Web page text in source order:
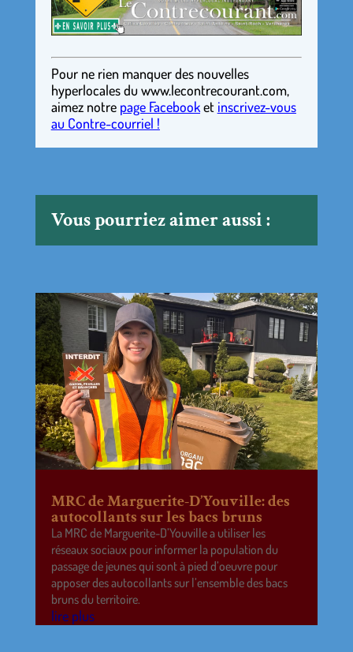
Pour ne rien manquer des nouvelles
hyperlocalesdu www.lecontrecourant.com,
aimez notre page Facebooket inscrivez-vous
au Contre-courriel !
Vous pourriez aimer aussi :
MRC de Marguerite-D’Youville: des
autocollants sur les bacs bruns
La MRC de Marguerite-D’Youville a utiliser les
réseaux sociaux pour informer la population du
passage de jeunes qui sont à pied d’oeuvre pour
apposer des autocollants sur l’ensemble des bacs
bruns du territoire.
lire plus